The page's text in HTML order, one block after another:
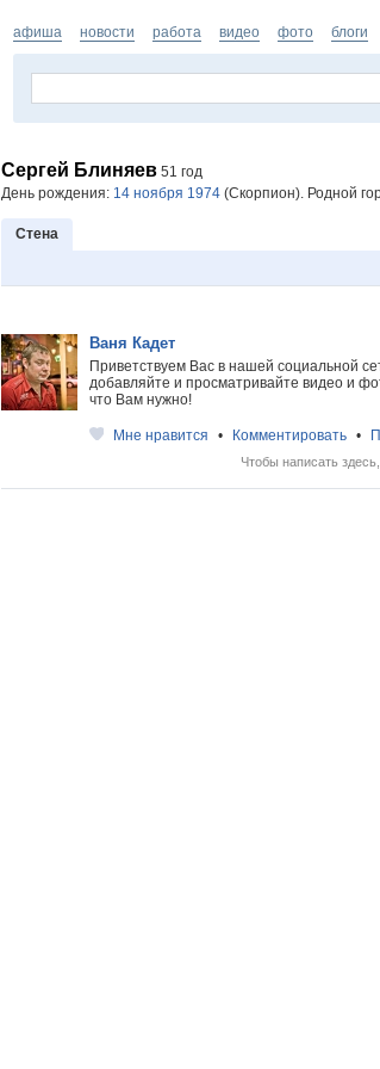
афиша новости работа видео фото блоги
Сергей Блиняев 51 год
День рождения: 14 ноября 1974 (Скорпион). Родной
Стена
Ваня Кадет
Приветствуем Вас в нашей социальной
добавляйте и просматривайте видео и
что Вам нужно!
Мне нравится • Комментировать •
Чтобы написать